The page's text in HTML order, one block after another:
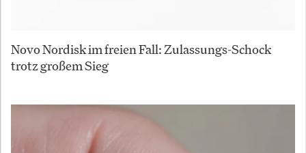
Novo Nordisk im freien Fall: Zulassungs-Schock
trotz großem Sieg